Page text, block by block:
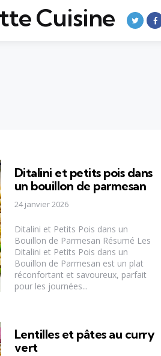
Cuisine
Ditalini et petits pois dans
un bouillon de parmesan
24 janvier 2026
Ditalini et Petits Pois dans un
Bouillon de Parmesan Résumé Les
Ditalini et Petits Pois dans un
Bouillon de Parmesan est un plat
réconfortant et savoureux, parfait
pour les journées...
Lentilles et pâtes au curry
vert